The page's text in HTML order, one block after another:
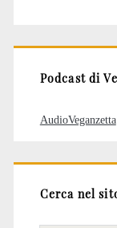
Podcast di
AudioVeganzetta
Cerca nel